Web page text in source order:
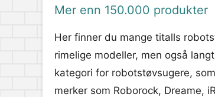
Mer enn 150.000 produkter
Her finner du mange titalls
rimelige modeller, men også
kategori for robotstøvsugere,
merker som Roborock, Dreame,